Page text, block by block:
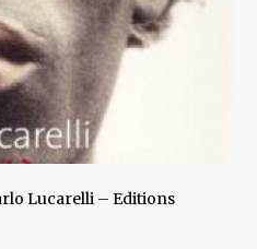
Lucarelli – Editions